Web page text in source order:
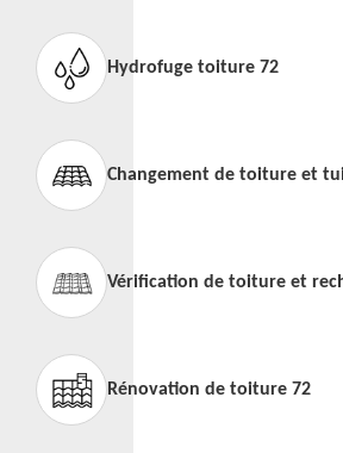
Hydrofuge toiture 72
Changement de toiture et
Vérification de toiture et
Rénovation de toiture 72